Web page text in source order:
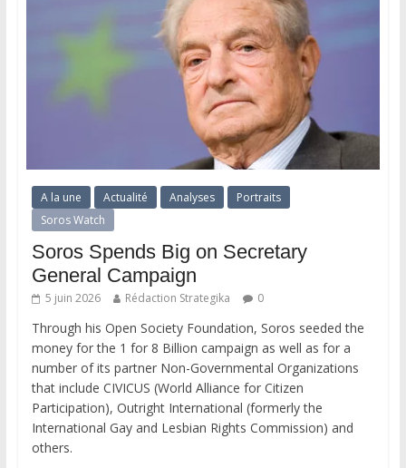
A la une Actualité Analyses
Portraits
Soros Watch
Soros Spends Big on Secretary
General Campaign
5 juin 2026 Rédaction Strategika 0
Through his Open Society Foundation, Soros seeded the
money for the 1 for 8 Billion campaign as well as for a
number of its partner Non-Governmental Organizations
that include CIVICUS (World Alliance for Citizen
Participation), Outright International (formerly the
International Gay and Lesbian Rights Commission) and
others.